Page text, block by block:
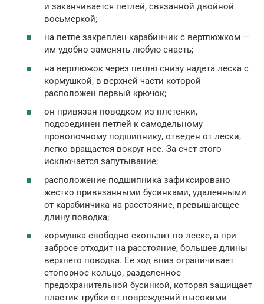
и заканчивается петлей, связанной двойной
восьмеркой;
на петле закреплен карабинчик с вертлюжком —
им удобно заменять любую снасть;
на вертлюжок через петлю снизу надета леска с
кормушкой, в верхней части которой
расположен первый крючок;
он привязан поводком из плетенки,
подсоединен петлей к самодельному
проволочному подшипнику, отведен от лески,
легко вращается вокруг нее. За счет этого
исключается запутывание;
расположение подшипника зафиксировано
жестко привязанными бусинками, удаленными
от карабинчика на расстояние, превышающее
длину поводка;
кормушка свободно скользит по леске, а при
забросе отходит на расстояние, большее длины
верхнего поводка. Ее ход вниз ограничивает
стопорное кольцо, разделенное
предохранительной бусинкой, которая защищает
пластик трубки от повреждений высокими